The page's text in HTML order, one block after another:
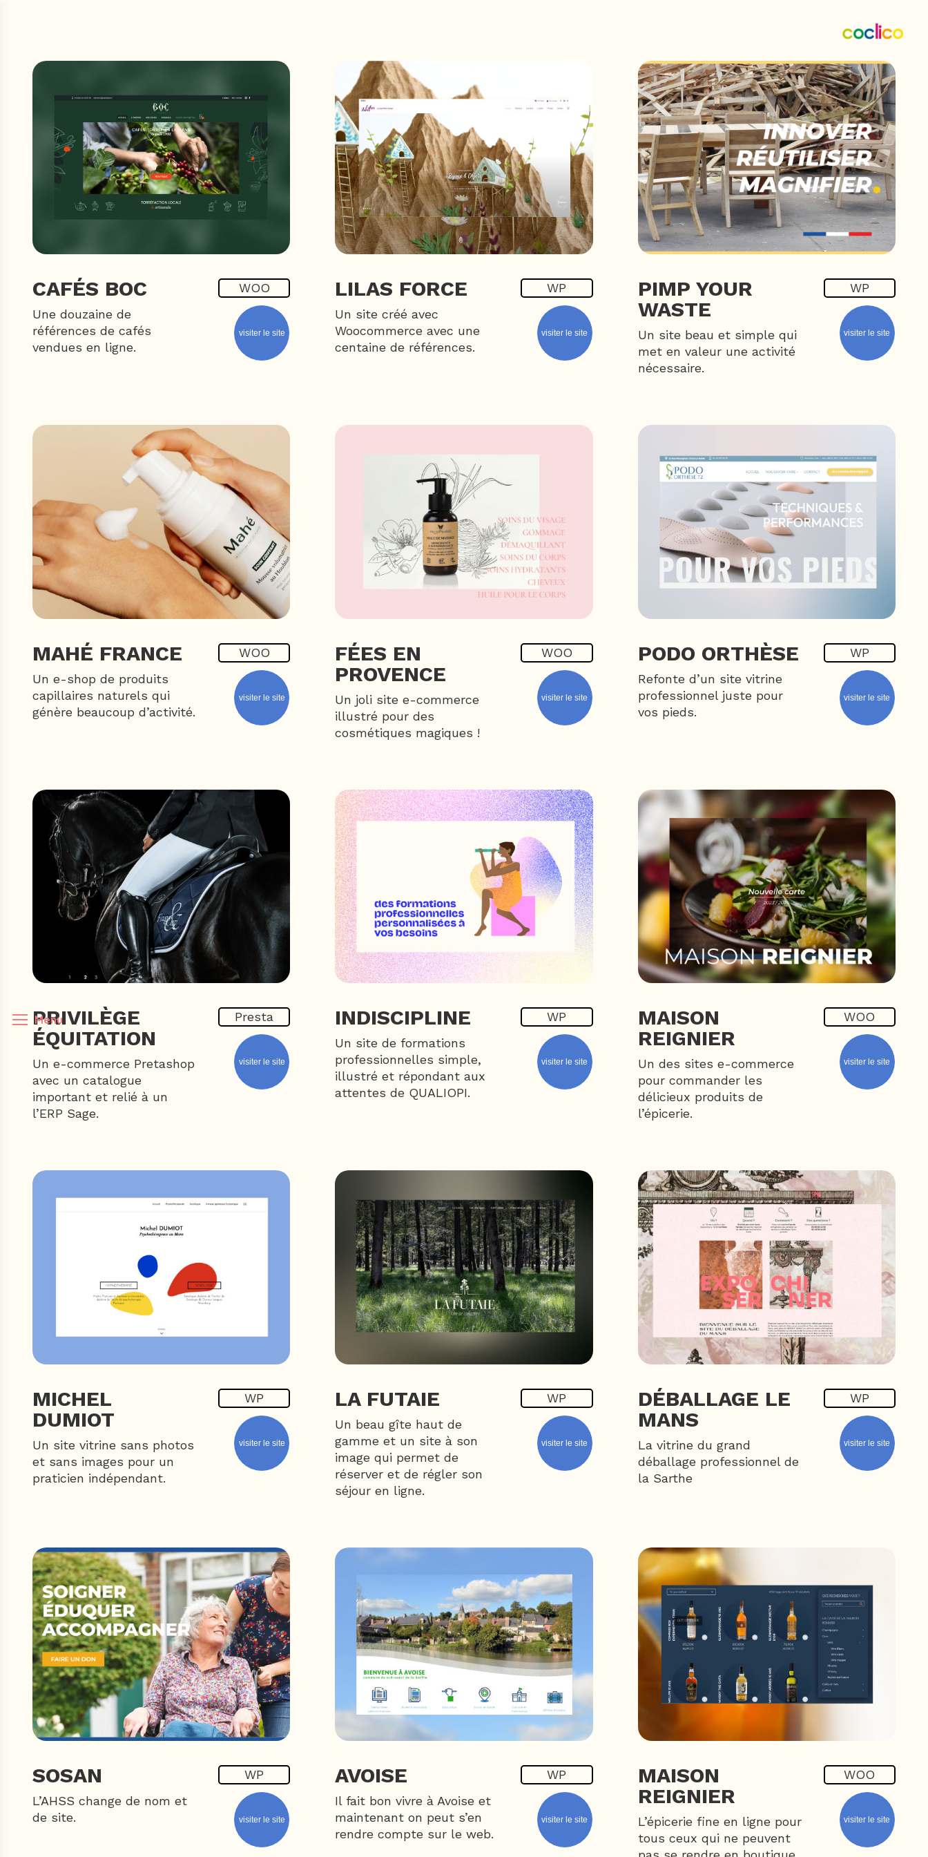
Menu
CAFÉS BOC
Une douzaine de
références de cafés
vendues en ligne.
WOO
visiter le site
LILAS FORCE
Un site créé avec
Woocommerce avec une
centaine de références.
WP
visiter le site
PIMP YOUR
WASTE
Un site beau et simple qui
met en valeur une activité
nécessaire.
WP
visiter le site
MAHÉ FRANCE
Un e-shop de produits
capillaires naturels qui
génère beaucoup d’activité.
WOO
visiter le site
FÉES EN
PROVENCE
Un joli site e-commerce
illustré pour des
cosmétiques magiques !
WOO
visiter le site
PODO ORTHÈSE
Refonte d’un site vitrine
professionnel juste pour
vos pieds.
WP
visiter le site
PRIVILÈGE
ÉQUITATION
Un e-commerce Pretashop
avec un catalogue
important et relié à un
l’ERP Sage.
Presta
visiter le site
INDISCIPLINE
Un site de formations
professionnelles simple,
illustré et répondant aux
attentes de QUALIOPI.
WP
visiter le site
MAISON
REIGNIER
Un des sites e-commerce
pour commander les
délicieux produits de
l’épicerie.
WOO
visiter le site
MICHEL
DUMIOT
Un site vitrine sans photos
et sans images pour un
praticien indépendant.
WP
visiter le site
LA FUTAIE
Un beau gîte haut de
gamme et un site à son
image qui permet de
réserver et de régler son
séjour en ligne.
WP
visiter le site
DÉBALLAGE LE
MANS
La vitrine du grand
déballage professionnel de
la Sarthe
WP
visiter le site
SOSAN
L’AHSS change de nom et
de site.
WP
visiter le site
AVOISE
Il fait bon vivre à Avoise et
maintenant on peut s’en
rendre compte sur le web.
WP
visiter le site
MAISON
REIGNIER
L’épicerie fine en ligne pour
tous ceux qui ne peuvent
WOO
visiter le site